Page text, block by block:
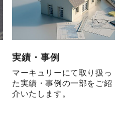
実績・事例
マーキュリーにて取り扱っ
た実績・事例の一部をご紹
介いたします。